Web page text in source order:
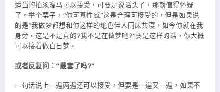
适当的拍须溜马可以接受，可要是说话头了，那就值得怀疑
了。举个栗子，“你可真性感”这是合理可接受的，但是如果说
的是“我做梦都想和你这样的绝色佳人同床共寝，如今你就在我
身旁，这是不是真的?我不是在做梦吧?”要是这样的话，你大概
可以接着做白日梦。
或者反复问：“戴套了吗?”
一句话说上一遍两遍还可以接受，但要是一遍又一遍，如果不